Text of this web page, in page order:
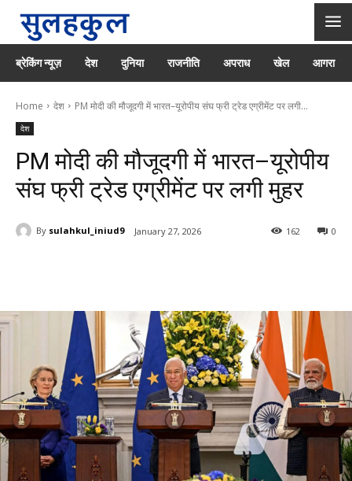
ब्रेकिंग न्यूज़ देश दुनिया राजनीति अपराध खेल आगरा
Home देश PM मोदी की मौजूदगी में भारत–यूरोपीय संघ फ्री ट्रेड एग्रीमेंट पर लगी...
देश
PM मोदी की मौजूदगी में भारत–यूरोपीय
संघ फ्री ट्रेड एग्रीमेंट पर लगी मुहर
By sulahkul_iniud9 January 27, 2026 0
162